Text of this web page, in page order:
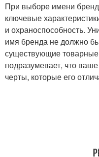
При выборе имени
ключевые
и охраноспособность.
имя бренда не должно
существующие товарные
подразумевает, что
черты, которые его